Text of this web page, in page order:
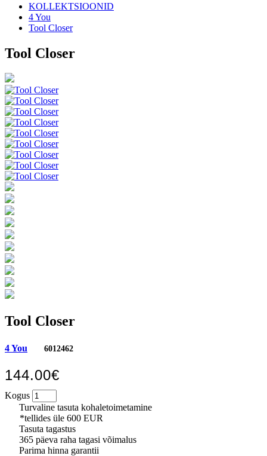
KOLLEKTSIOONID
4 You
Tool Closer
Tool Closer
Tool Closer
4 You 6012462
144.00€
Kogus
Turvaline tasuta kohaletoimetamine
*tellides üle 600 EUR
Tasuta tagastus
365 päeva raha tagasi võimalus
Parima hinna garantii